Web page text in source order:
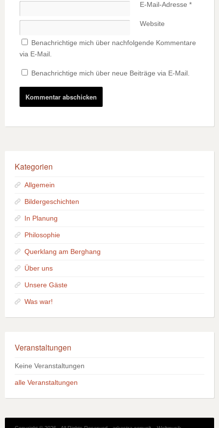
E-Mail-Adresse *
Website
Benachrichtige mich über nachfolgende Kommentare
via E-Mail.
Benachrichtige mich über neue Beiträge via E-Mail.
Kategorien
Allgemein
Bildergeschichten
In Planung
Philosophie
Querklang am Berghang
Über uns
Unsere Gäste
Was war!
Veranstaltungen
Keine Veranstaltungen
alle Veranstaltungen